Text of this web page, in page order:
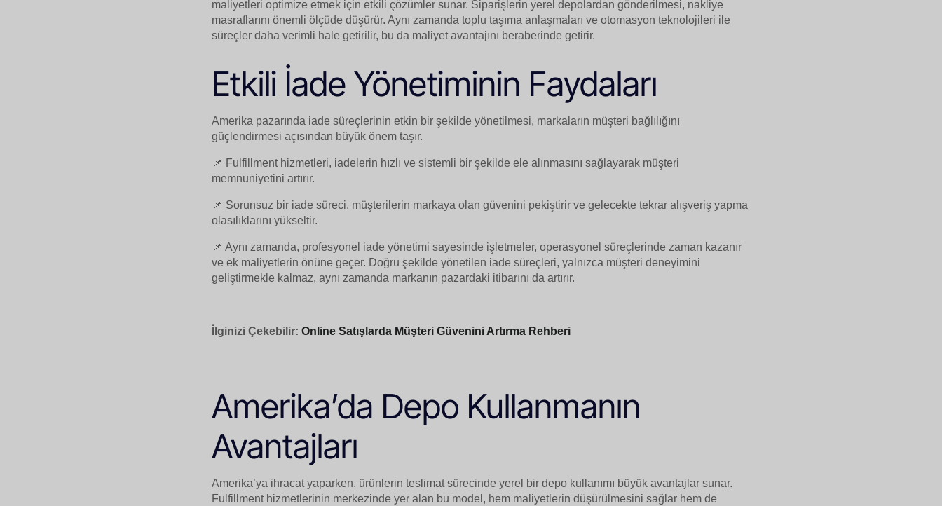
maliyetleri optimize etmek için etkili çözümler sunar. Siparişlerin yerel depolardan gönderilmesi, nakliye
masraflarını önemli ölçüde düşürür. Aynı zamanda toplu taşıma anlaşmaları ve otomasyon teknolojileri ile
süreçler daha verimli hale getirilir, bu da maliyet avantajını beraberinde getirir.
Etkili İade Yönetiminin Faydaları
Amerika pazarında iade süreçlerinin etkin bir şekilde yönetilmesi, markaların müşteri bağlılığını
güçlendirmesi açısından büyük önem taşır.
📌 Fulfillment hizmetleri, iadelerin hızlı ve sistemli bir şekilde ele alınmasını sağlayarak müşteri
memnuniyetini artırır.
📌 Sorunsuz bir iade süreci, müşterilerin markaya olan güvenini pekiştirir ve gelecekte tekrar alışveriş yapma
olasılıklarını yükseltir.
📌 Aynı zamanda, profesyonel iade yönetimi sayesinde işletmeler, operasyonel süreçlerinde zaman kazanır
ve ek maliyetlerin önüne geçer. Doğru şekilde yönetilen iade süreçleri, yalnızca müşteri deneyimini
geliştirmekle kalmaz, aynı zamanda markanın pazardaki itibarını da artırır.
İlginizi Çekebilir: Online Satışlarda Müşteri Güvenini Artırma Rehberi
Amerika’da Depo Kullanmanın
Avantajları
Amerika’ya ihracat yaparken, ürünlerin teslimat sürecinde yerel bir depo kullanımı büyük avantajlar sunar.
Fulfillment hizmetlerinin merkezinde yer alan bu model, hem maliyetlerin düşürülmesini sağlar hem de